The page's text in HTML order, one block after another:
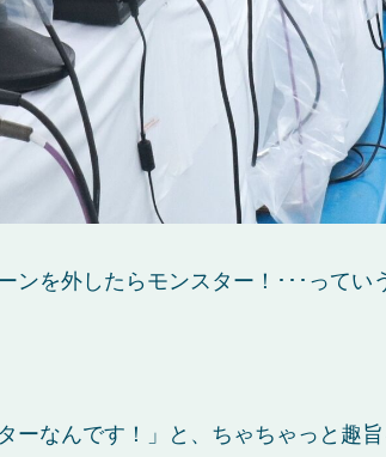
ンを外したらモンスター！･･･って
ーなんです！」と、ちゃちゃっと趣